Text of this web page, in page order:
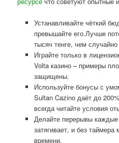
Устанавливайте чёткий
превышайте его.Лучше
тысяч тенге, чем
Играйте только в
Volta казино – примеры
защищены.
Используйте бонусы с
Sultan Cazino даёт до
всегда читайте условия
Делайте перерывы
затягивает, и без таймера
времени.